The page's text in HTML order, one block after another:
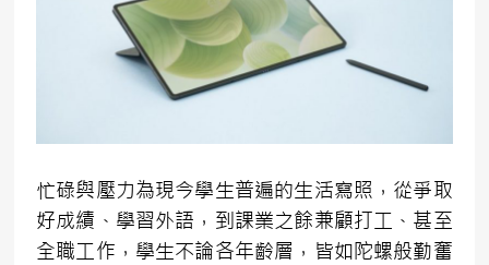
忙碌與壓力為現今學生普遍的生活寫照，從爭取
好成績、學習外語，到課業之餘兼顧打工、甚至
全職工作，學生不論各年齡層，皆如陀螺般勤奮